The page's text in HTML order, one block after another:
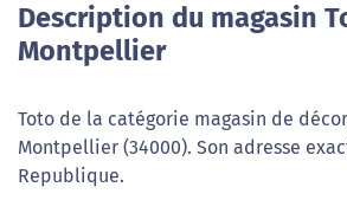
Description du magasin
Montpellier
Toto de la catégorie magasin de
Montpellier (34000). Son adresse
Republique.